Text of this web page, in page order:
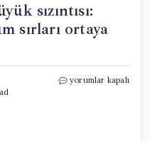
sızıntısı:
sırları ortaya
Apple
yorumlar kapalı